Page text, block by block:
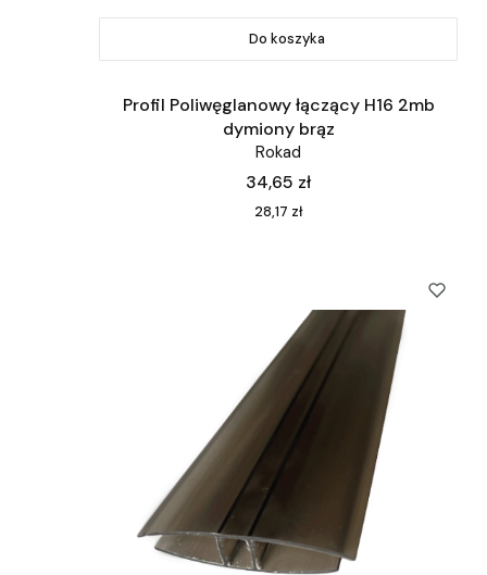
Do koszyka
Profil Poliwęglanowy łączący H16 2mb
dymiony brąz
Rokad
Cena
34,65 zł
Cena
28,17 zł